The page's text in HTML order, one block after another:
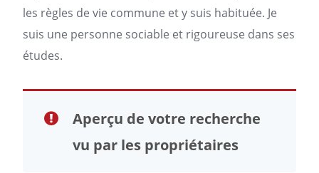
les règles de vie commune et y suis habituée. Je
suis une personne sociable et rigoureuse dans ses
études.
Aperçu de votre recherche
vu par les propriétaires